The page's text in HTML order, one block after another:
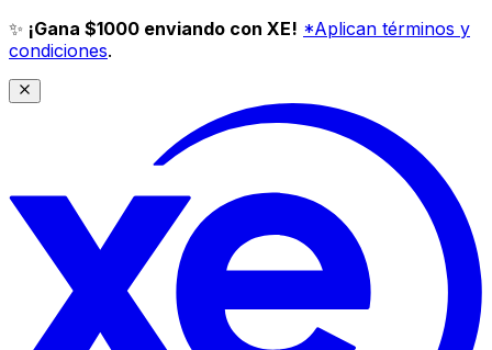
✨ ¡Gana $1000 enviando con XE! *Aplican términos y
condiciones.